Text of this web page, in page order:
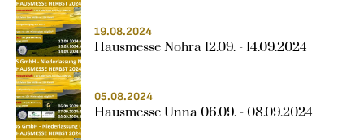
19.08.2024
Hausmesse Nohra 12.09. - 14.09.2024
05.08.2024
Hausmesse Unna 06.09. - 08.09.2024